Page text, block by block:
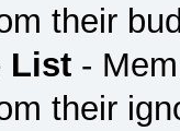
their
List-
their